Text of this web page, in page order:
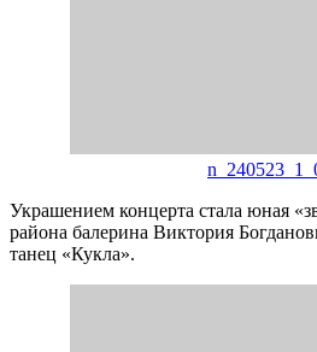
Украшением концерта стала юная
района балерина Виктория
танец «Кукла».